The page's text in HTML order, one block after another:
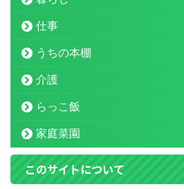
仕事
うちの本棚
介護
らっこ飯
家庭菜園
このサイトについて